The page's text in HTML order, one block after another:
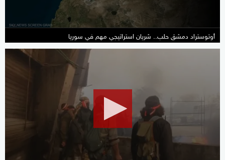
أوتوستراد دمشق حلب.. شريان استراتيجي مهم في سوريا
48